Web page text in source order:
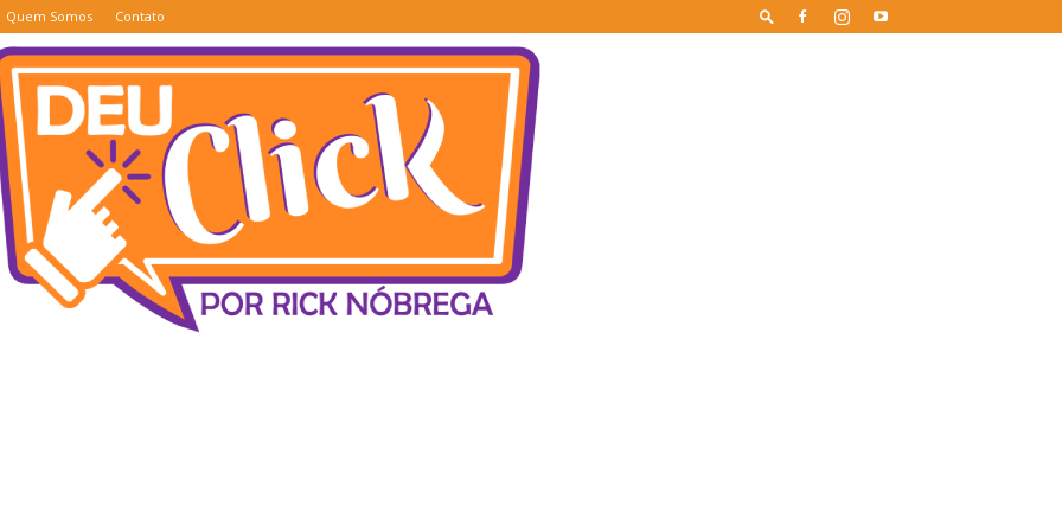
Quem Somos Contato